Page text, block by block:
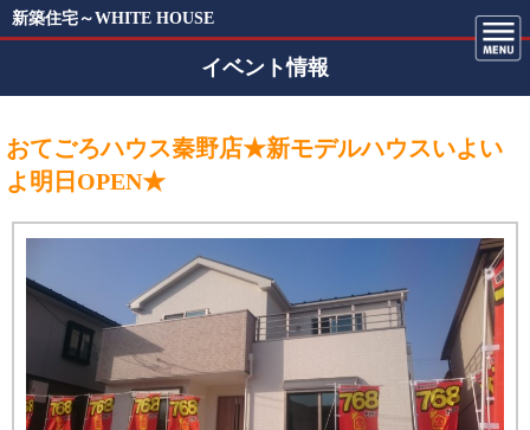
新築住宅～WHITE HOUSE
イベント情報
おてごろハウス秦野店★新モデルハウスいよい
よ明日OPEN★